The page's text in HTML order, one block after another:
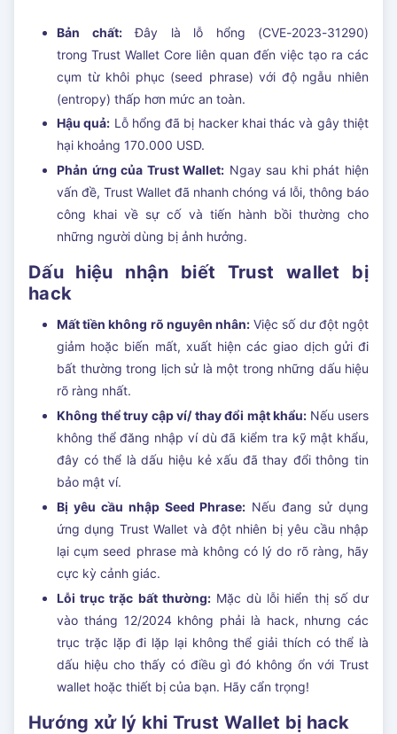
Bản chất:Đây là lỗ hổng (CVE-2023-31290)
trong Trust Wallet Core liên quan đến việc tạo ra các
cụm từ khôi phục (seed phrase) với độ ngẫu nhiên
(entropy) thấp hơn mức an toàn.
Hậu quả: Lỗ hổng đã bị hacker khai thác và gây thiệt
hại khoảng 170.000 USD.
Phản ứng của Trust Wallet: Ngay sau khi phát hiện
vấn đề, Trust Wallet đã nhanh chóng vá lỗi, thông báo
công khai về sự cố và tiến hành bồi thường cho
những người dùng bị ảnh hưởng.
Dấu hiệu nhận biết Trust wallet bị
hack
Mất tiền không rõ nguyên nhân: Việc số dư đột ngột
giảm hoặc biến mất, xuất hiện các giao dịch gửi đi
bất thường trong lịch sử là một trong những dấu hiệu
rõ ràng nhất.
Không thể truy cập ví/ thay đổi mật khẩu: Nếu users
không thể đăng nhập ví dù đã kiểm tra kỹ mật khẩu,
đây có thể là dấu hiệu kẻ xấu đã thay đổi thông tin
bảo mật ví.
Bị yêu cầu nhập Seed Phrase: Nếu đang sử dụng
ứng dụng Trust Wallet và đột nhiên bị yêu cầu nhập
lại cụm seed phrase mà không có lý do rõ ràng, hãy
cực kỳ cảnh giác.
Lỗi trục trặc bất thường:Mặc dù lỗi hiển thị số dư
vào tháng 12/2024 không phải là hack, nhưng các
trục trặc lặp đi lặp lại không thể giải thích có thể là
dấu hiệu cho thấy có điều gì đó không ổn với Trust
wallet hoặc thiết bị của bạn. Hãy cẩn trọng!
Hướng xử lý khi Trust Wallet bị hack